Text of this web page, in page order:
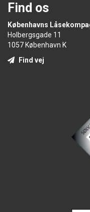
Find os
Københavns
Holbergsgade 11
1057 København K
Find vej